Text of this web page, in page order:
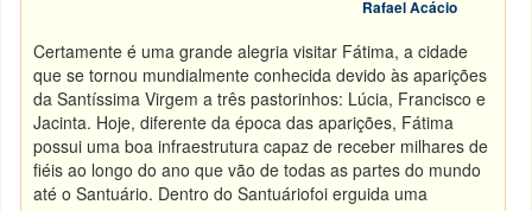
Rafael Acácio
Certamente é uma grande alegria visitar Fátima, a cidade
que se tornou mundialmente conhecida devido às aparições
da Santíssima Virgem a três pastorinhos: Lúcia, Francisco e
Jacinta. Hoje, diferente da época das aparições, Fátima
possui uma boa infraestrutura capaz de receber milhares de
fiéis ao longo do ano que vão de todas as partes do mundo
até o Santuário. Dentro do Santuáriofoi erguida uma